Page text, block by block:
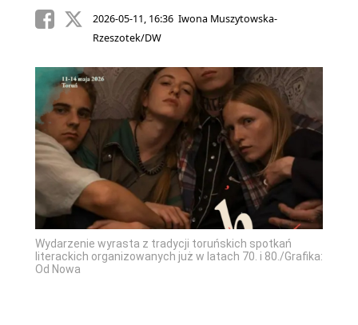
2026-05-11, 16:36 Iwona Muszytowska-
Rzeszotek/DW
Wydarzenie wyrasta z tradycji toruńskich spotkań
literackich organizowanych już w latach 70. i 80./Grafika:
Od Nowa